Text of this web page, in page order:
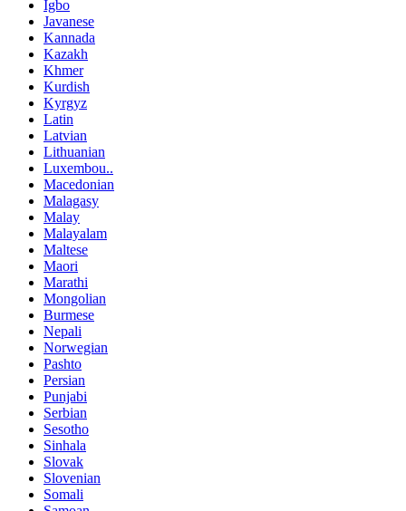
Igbo
Javanese
Kannada
Kazakh
Khmer
Kurdish
Kyrgyz
Latin
Latvian
Lithuanian
Luxembou..
Macedonian
Malagasy
Malay
Malayalam
Maltese
Maori
Marathi
Mongolian
Burmese
Nepali
Norwegian
Pashto
Persian
Punjabi
Serbian
Sesotho
Sinhala
Slovak
Slovenian
Somali